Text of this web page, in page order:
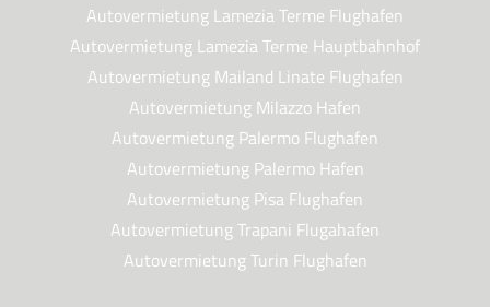
Autovermietung Lamezia Terme Flughafen
Autovermietung Lamezia Terme Hauptbahnhof
Autovermietung Mailand Linate Flughafen
Autovermietung Milazzo Hafen
Autovermietung Palermo Flughafen
Autovermietung Palermo Hafen
Autovermietung Pisa Flughafen
Autovermietung Trapani Flugahafen
Autovermietung Turin Flughafen